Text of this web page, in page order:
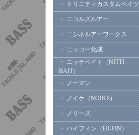
・ トリニティカスタムベイツ
・ ニコルズルアー
・ ニシネルアーワークス
・ ニッコー化成
・ ニッチベイト（NITTI
BAIT）
・ ノーマン
・ ノイケ（NOIKE）
・ ノリーズ
・ ハイフィン（HI-FIN）